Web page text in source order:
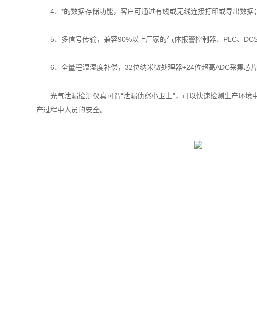
4、*的数据存储功能，客户可通过有线或无线连接打印或导出数据
5、多信号传输，兼容90%以上厂家的气体报警控制器、PLC、DCS
6、全量程温湿度补偿，32位纳米微处理器+24位超高ADC采集芯片
光气泄漏检测仪真可谓“泄漏侦察小卫士”，可以快速检测生产环境
产过程中人员的安全。